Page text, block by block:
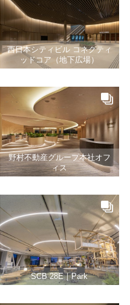
西日本シティビル コネクティ
ッドコア（地下広場）
野村不動産グループ本社オフ
ィス
SCB 28E｜Park